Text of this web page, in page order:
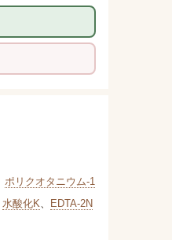
ポリクオタニウム-1
水酸化K、
EDTA-2N